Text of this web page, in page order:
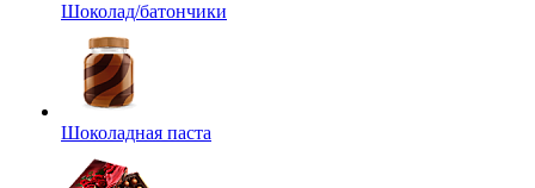
Шоколад/батончики
Шоколадная паста